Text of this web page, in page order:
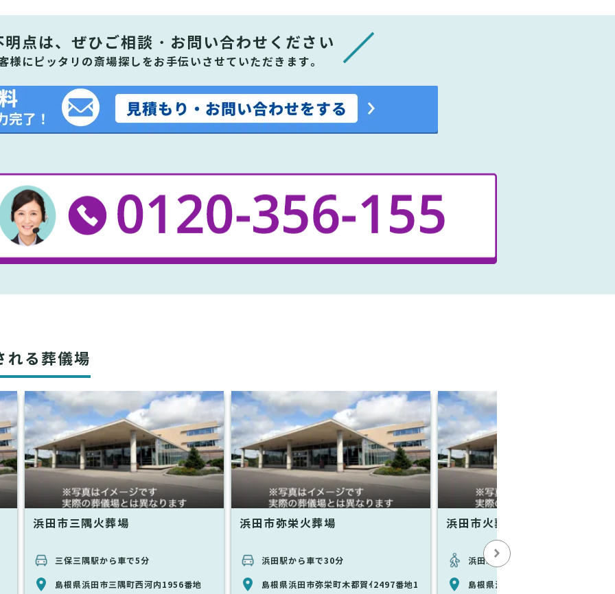
明点は、ぜひ ご相談・お問い合わせください
様にピッタリの斎場探しをお手伝いさせていただきます。
れる葬儀場
浜田市三隅火葬場
三保三隅駅から車で5分
島根県浜田市三隅町西河内1956番地
浜田市弥栄火葬場
浜田駅から車で30分
島根県浜田市弥栄町木都賀ｲ2497番地1
浜田市火葬場
浜田駅から徒歩で36分
島根県浜田市港町30-1